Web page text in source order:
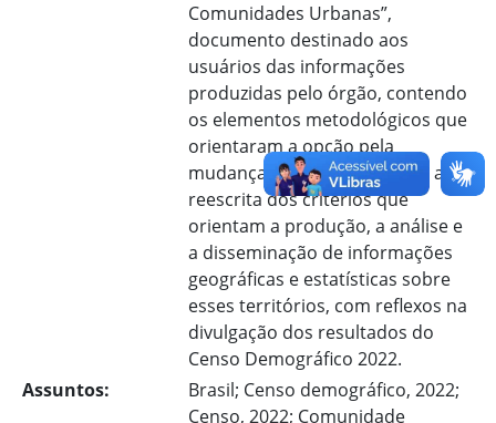
Comunidades Urbanas”,
documento destinado aos
usuários das informações
produzidas pelo órgão, contendo
os elementos metodológicos que
orientaram a opção pela
mudança de nomenclatura e a
reescrita dos critérios que
orientam a produção, a análise e
a disseminação de informações
geográficas e estatísticas sobre
esses territórios, com reflexos na
divulgação dos resultados do
Censo Demográfico 2022.
Assuntos:
Brasil; Censo demográfico, 2022;
Censo, 2022; Comunidade